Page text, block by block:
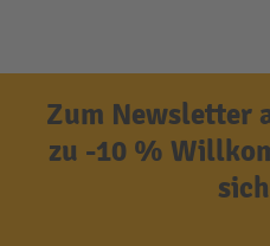
Zum Newsletter
zu -10 %